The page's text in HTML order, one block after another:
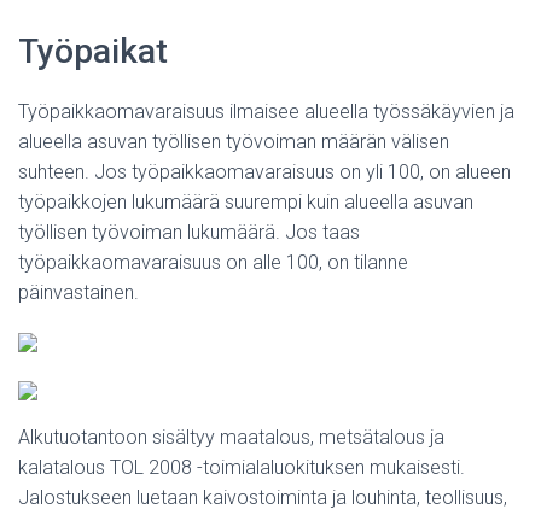
Työpaikat
Työpaikkaomavaraisuus ilmaisee alueella työssäkäyvien ja
alueella asuvan työllisen työvoiman määrän välisen
suhteen. Jos työpaikkaomavaraisuus on yli 100, on alueen
työpaikkojen lukumäärä suurempi kuin alueella asuvan
työllisen työvoiman lukumäärä. Jos taas
työpaikkaomavaraisuus on alle 100, on tilanne
päinvastainen.
Alkutuotantoon sisältyy maatalous, metsätalous ja
kalatalous TOL 2008 -toimialaluokituksen mukaisesti.
Jalostukseen luetaan kaivostoiminta ja louhinta, teollisuus,